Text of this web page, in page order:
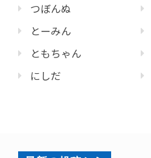
つぼんぬ
とーみん
ともちゃん
にしだ